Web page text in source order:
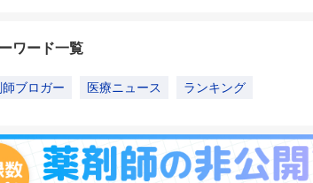
ワード一覧
ブロガー 医療ニュース ランキング